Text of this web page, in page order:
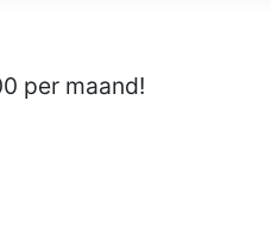
per maand!